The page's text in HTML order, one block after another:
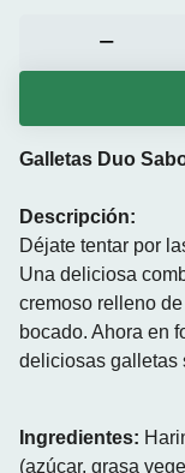
Galletas Duo
Descripción:
Déjate tentar por
Una deliciosa
cremoso relleno
bocado. Ahora en
deliciosas galletas
Ingredientes:
(azúcar, grasa